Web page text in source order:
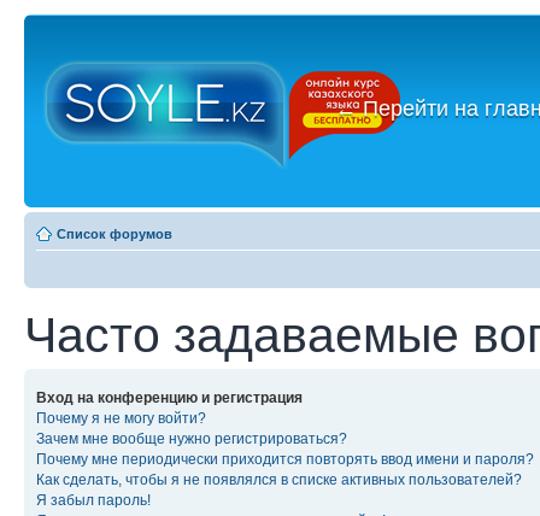
←Перейти на
Список форумов
Часто задаваемые
Вход на конференцию и регистрация
Почему я не могу войти?
Зачем мне вообще нужно регистрироваться?
Почему мне периодически приходится повторять ввод имени и пароля?
Как сделать, чтобы я не появлялся в списке активных пользователей?
Я забыл пароль!